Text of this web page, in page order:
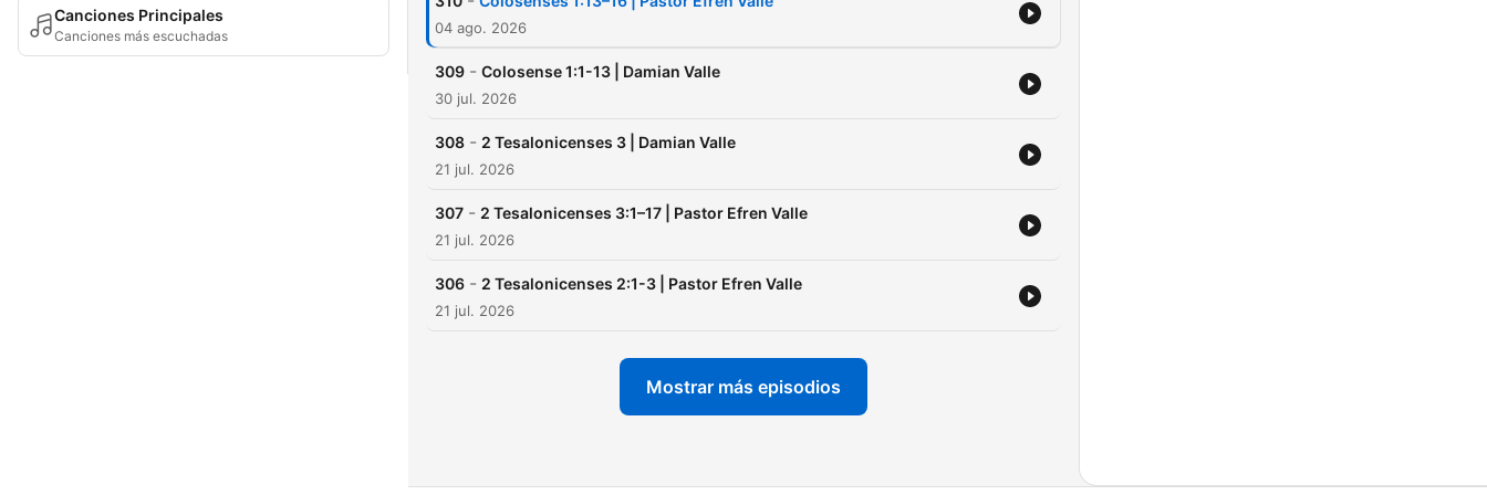
Canciones Principales
Canciones más escuchadas 04 ago. 2026
309 - Colosense 1:1-13 | Damian Valle
30 jul. 2026
308 - 2 Tesalonicenses 3 | Damian Valle
21 jul. 2026
307 - 2 Tesalonicenses 3:1–17 | Pastor Efren Valle
21 jul. 2026
306 - 2 Tesalonicenses 2:1-3 | Pastor Efren Valle
21 jul. 2026
Mostrar más episodios